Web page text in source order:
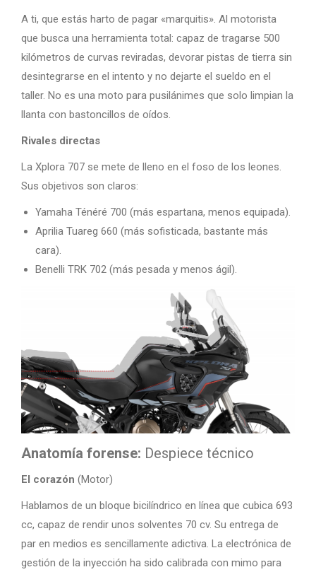
A ti, que estás harto de pagar «marquitis». Al motorista
que busca una herramienta total: capaz de tragarse 500
kilómetros de curvas reviradas, devorar pistas de tierra sin
desintegrarse en el intento y no dejarte el sueldo en el
taller. No es una moto para pusilánimes que solo limpian la
llanta con bastoncillos de oídos.
Rivales directas
La Xplora 707 se mete de lleno en el foso de los leones.
Sus objetivos son claros:
Yamaha Ténéré 700 (más espartana, menos equipada).
Aprilia Tuareg 660 (más sofisticada, bastante más
cara).
Benelli TRK 702 (más pesada y menos ágil).
Anatomía forense: Despiece técnico
El corazón (Motor)
Hablamos de un bloque bicilíndrico en línea que cubica 693
cc, capaz de rendir unos solventes 70 cv. Su entrega de
par en medios es sencillamente adictiva. La electrónica de
gestión de la inyección ha sido calibrada con mimo para